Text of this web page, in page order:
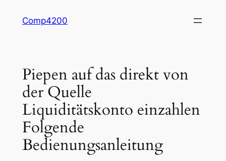
Comp4200
Piepen auf das direkt von
der Quelle
Liquiditätskonto einzahlen
Folgende
Bedienungsanleitung